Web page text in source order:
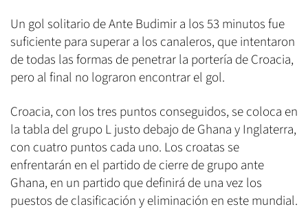
Un gol solitario de Ante Budimir a los 53 minutos fue
suficiente para superar a los canaleros, que intentaron
de todas las formas de penetrar la portería de Croacia,
pero al final no lograron encontrar el gol.
Croacia, con los tres puntos conseguidos, se coloca en
la tabla del grupo L justo debajo de Ghana y Inglaterra,
con cuatro puntos cada uno. Los croatas se
enfrentarán en el partido de cierre de grupo ante
Ghana, en un partido que definirá de una vez los
puestos de clasificación y eliminación en este mundial.